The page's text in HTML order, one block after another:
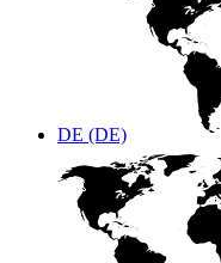
DE (DE)